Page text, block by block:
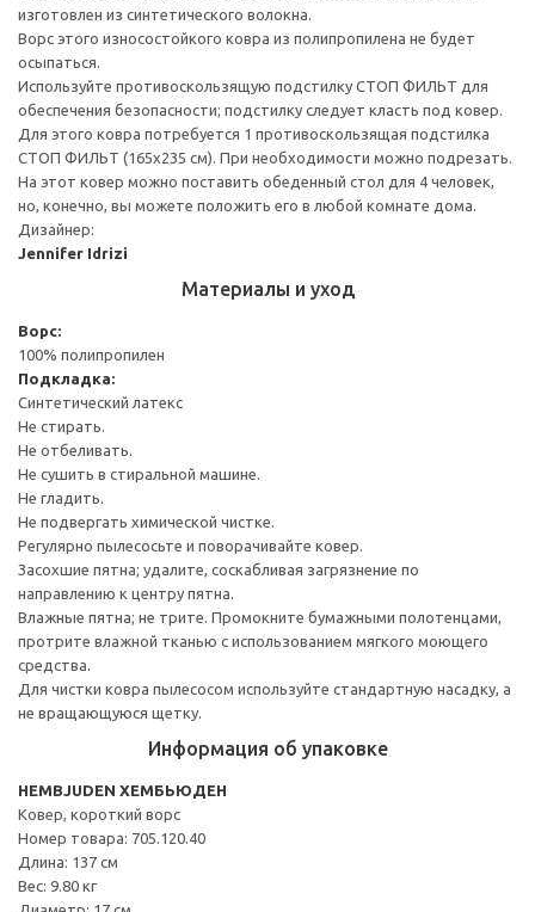
изготовлен из синтетического волокна.
Ворс этого износостойкого ковра из полипропилена не будет
осыпаться.
Используйте противоскользящую подстилку СТОП ФИЛЬТ для
обеспечения безопасности; подстилку следует класть под ковер.
Для этого ковра потребуется 1 противоскользящая подстилка
СТОП ФИЛЬТ (165x235 см). При необходимости можно подрезать.
На этот ковер можно поставить обеденный стол для 4 человек,
но, конечно, вы можете положить его в любой комнате дома.
Дизайнер:
Jennifer Idrizi
Материалы и уход
Ворс:
100% полипропилен
Подкладка:
Синтетический латекс
Не стирать.
Не отбеливать.
Не сушить в стиральной машине.
Не гладить.
Не подвергать химической чистке.
Регулярно пылесосьте и поворачивайте ковер.
Засохшие пятна; удалите, соскабливая загрязнение по
направлению к центру пятна.
Влажные пятна; не трите. Промокните бумажными полотенцами,
протрите влажной тканью с использованием мягкого моющего
средства.
Для чистки ковра пылесосом используйте стандартную насадку, а
не вращающуюся щетку.
Информация об упаковке
HEMBJUDEN ХЕМБЬЮДЕН
Ковер, короткий ворс
Номер товара: 705.120.40
Длина: 137 см
Вес: 9.80 кг